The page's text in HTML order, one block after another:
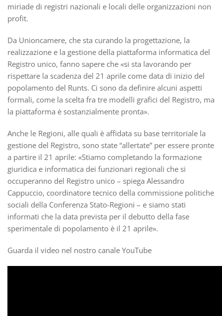
miriade di registri nazionali e locali delle organizzazioni non
profit.
Da Unioncamere, che sta curando la progettazione, la
realizzazione e la gestione della piattaforma informatica del
Registro unico, fanno sapere che «si sta lavorando per
rispettare la scadenza del 21 aprile come data di inizio del
popolamento del Runts. Ci sono da definire alcuni aspetti
formali, come la scelta fra tre modelli grafici del Registro, ma
la piattaforma è sostanzialmente pronta».
Anche le Regioni, alle quali è affidata su base territoriale la
gestione del Registro, sono state “allertate” per essere pronte
a partire il 21 aprile: «Stiamo completando la formazione
giuridica e informatica dei funzionari regionali che si
occuperanno del Registro unico – spiega Alessandro
Cappuccio, coordinatore tecnico della commissione politiche
sociali della Conferenza Stato-Regioni – e siamo stati
informati che la data prevista per il debutto della fase
sperimentale di popolamento è il 21 aprile».
Guarda il video nel nostro canale YouTube